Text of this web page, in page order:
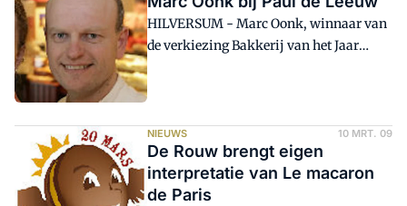
Tiggelman zijn nieuwe formule gestalte
gegeven. Hij combineert er een
boterhammenwinkel mét de zo
gewenste extra productieruimte.
HILVERSUM - Marc Oonk, winnaar van
de verkiezing Bakkerij van het Jaar
2008, was zondag 12 april prominent
aanwezig in een uitzending van Paul de
NIEUWS 10 MRT. 09
De Rouw brengt eigen
interpretatie van Le macaron
de Paris